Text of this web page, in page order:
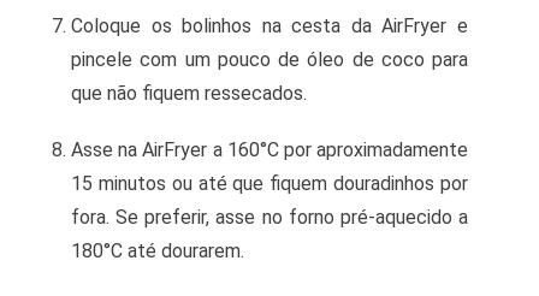
Coloque os bolinhos na cesta da AirFryer e
pincele com um pouco de óleo de coco para
que não fiquem ressecados.
Asse na AirFryer a 160°C por aproximadamente
15 minutos ou até que fiquem douradinhos por
fora. Se preferir, asse no forno pré-aquecido a
180°C até dourarem.